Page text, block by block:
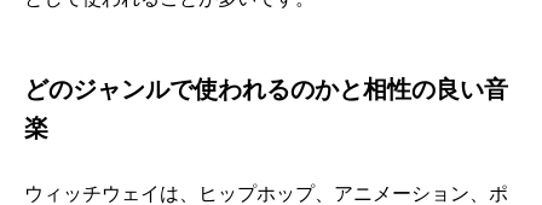
どのジャンルで使われるのかと相性の良い音
楽
ウィッチウェイは、ヒップホップ、アニメーション、ポ